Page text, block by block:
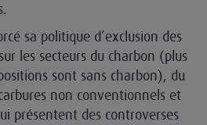
sa politique d’exclusion des
les secteurs du charbon (plus
sont sans charbon), du
non conventionnels et
présentent des controverses